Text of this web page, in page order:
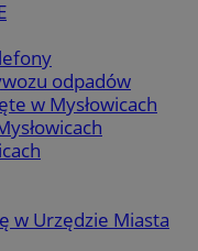
odpadów
w Mysłowicach
w Urzędzie Miasta